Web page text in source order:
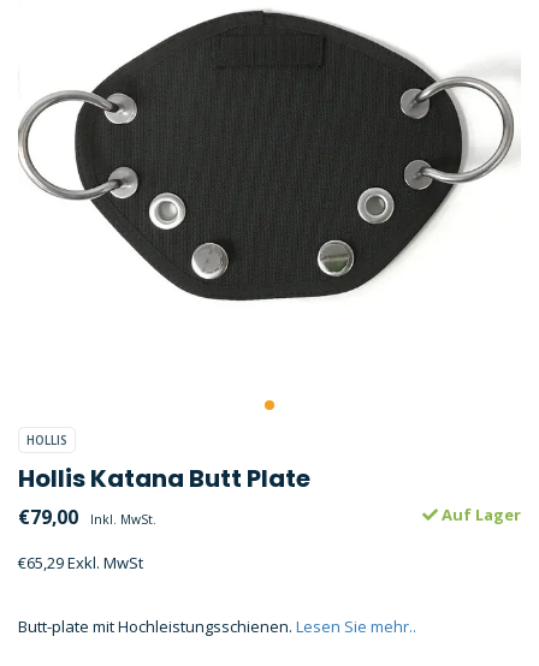
HOLLIS
Hollis Katana Butt Plate
€79,00 Inkl. MwSt.
€65,29 Exkl. MwSt
Auf Lager
Butt-plate mit Hochleistungsschienen. Lesen Sie mehr..